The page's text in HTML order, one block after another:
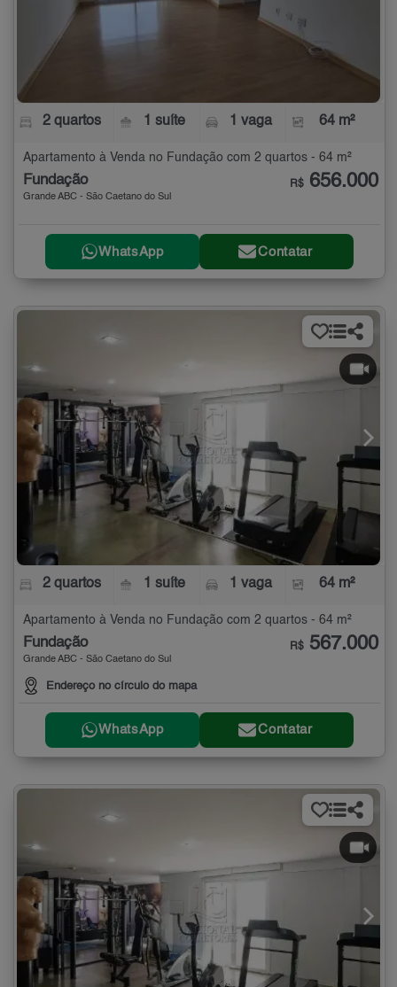
2 quartos 1 suíte 1 vaga 64 m²
Apartamento à Venda no Fundação com 2 quartos - 64 m²
Fundação
Grande ABC - São Caetano do Sul
R$ 656.000
WhatsApp Contatar
2 quartos 1 suíte 1 vaga 64 m²
Apartamento à Venda no Fundação com 2 quartos - 64 m²
Fundação
Grande ABC - São Caetano do Sul
Endereço no círculo do mapa
R$ 567.000
WhatsApp Contatar